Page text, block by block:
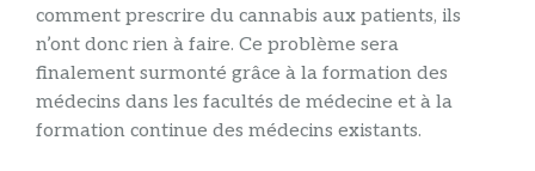
comment prescrire du cannabis aux patients, ils
n’ont donc rien à faire. Ce problème sera
finalement surmonté grâce à la formation des
médecins dans les facultés de médecine et à la
formation continue des médecins existants.